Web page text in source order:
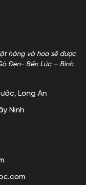
hàng và hoa sẽ được
Đen- Bến Lức – Bình
Long An
Ninh